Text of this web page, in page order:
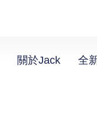
關於Jack 全